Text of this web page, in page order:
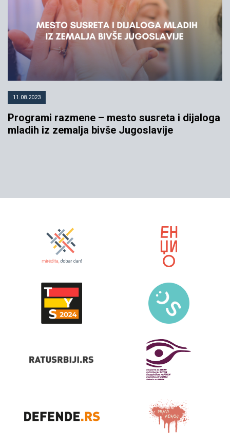
11.08.2023
Programi razmene – mesto susreta i dijaloga
mladih iz zemalja bivše Jugoslavije